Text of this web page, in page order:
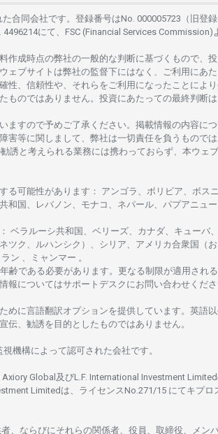
た合同会社です。 登録番号はNo. 000005723（旧登
4496214にて、FSC (Financial Services Commission)
作成時点の弊社の一般的な判断に基づくもので、
ウェブサイトは弊社の監督下にはな く、 ご利用に あた
性、信頼性や、それらをご利用になったことにより
ものではありません。 投資に あたっての最終判断は
ますので予めご了承ください。 掲載情報の内容に
害等に関し まして、 弊社は一切責任を負うもので
勧誘と 考えられる業務には携わっておらず、 本ウェ
る可能性があります ： アンゴラ、ボリビア、 ボス
和国、レバノン、モナコ、ネパール、パプアニュー
： ベラルーシ共和国、ベリーズ、カナダ、キューバ、
ツク、ルハンシク）、シリア、 アメリカ合衆国 （
ン 、ミャンマー 。
齢である必要があります。 更なる制限が適用さ れる
情報についてはサポートデスクに お問い合わせくださ
めに言語翻訳オプションを提供しています。 英語
宣伝、 勧誘を 目的としたものではありません。
視機構に よって認可さ れた会社です。
Global及びL.F. International Investment
Limitedは、 ライセンスNo.271/15 にてキプロ
、ならびにそれらの関係者、役員、取締役、メン